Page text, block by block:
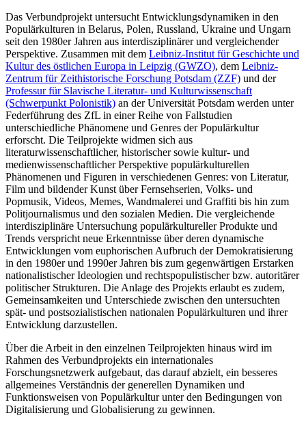
Das Verbundprojekt untersucht Entwicklungsdynamiken in den
Populärkulturen in Belarus, Polen, Russland, Ukraine und Ungarn
seit den 1980er Jahren aus interdisziplinärer und vergleichender
Perspektive. Zusammen mit dem Leibniz-Institut für Geschichte und
Kultur des östlichen Europa in Leipzig (GWZO), dem Leibniz-
Zentrum für Zeithistorische Forschung Potsdam (ZZF) und der
Professur für Slavische Literatur- und Kulturwissenschaft
(Schwerpunkt Polonistik) an der Universität Potsdam werden unter
Federführung des ZfL in einer Reihe von Fallstudien
unterschiedliche Phänomene und Genres der Populärkultur
erforscht. Die Teilprojekte widmen sich aus
literaturwissenschaftlicher, historischer sowie kultur- und
medienwissenschaftlicher Perspektive populärkulturellen
Phänomenen und Figuren in verschiedenen Genres: von Literatur,
Film und bildender Kunst über Fernsehserien, Volks- und
Popmusik, Videos, Memes, Wandmalerei und Graffiti bis hin zum
Politjournalismus und den sozialen Medien. Die vergleichende
interdisziplinäre Untersuchung populärkultureller Produkte und
Trends verspricht neue Erkenntnisse über deren dynamische
Entwicklungen vom euphorischen Aufbruch der Demokratisierung
in den 1980er und 1990er Jahren bis zum gegenwärtigen Erstarken
nationalistischer Ideologien und rechtspopulistischer bzw. autoritärer
politischer Strukturen. Die Anlage des Projekts erlaubt es zudem,
Gemeinsamkeiten und Unterschiede zwischen den untersuchten
spät- und postsozialistischen nationalen Populärkulturen und ihrer
Entwicklung darzustellen.
Über die Arbeit in den einzelnen Teilprojekten hinaus wird im
Rahmen des Verbundprojekts ein internationales
Forschungsnetzwerk aufgebaut, das darauf abzielt, ein besseres
allgemeines Verständnis der generellen Dynamiken und
Funktionsweisen von Populärkultur unter den Bedingungen von
Digitalisierung und Globalisierung zu gewinnen.